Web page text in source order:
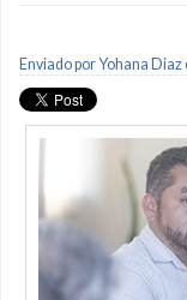
Enviado porYohana Diaz